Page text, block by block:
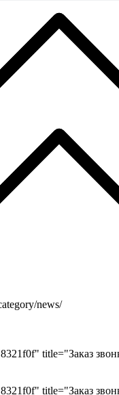
news/
title="Заказ
title="Заказ